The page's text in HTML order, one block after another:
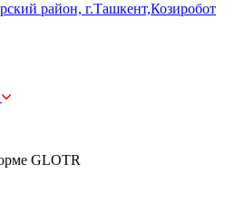
район, г.Ташкент,Козиробот
GLOTR